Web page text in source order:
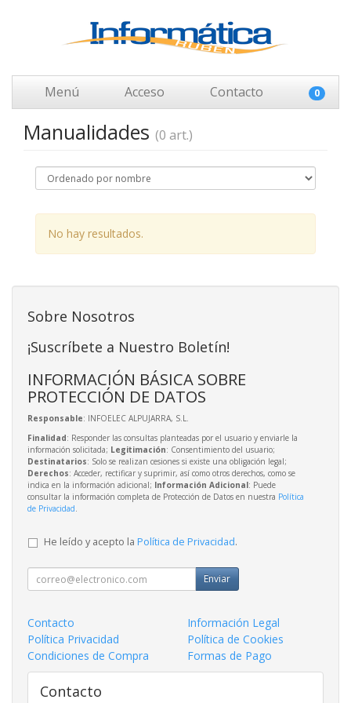
Menú Acceso Contacto 0
Manualidades (0 art.)
No hay resultados.
Sobre Nosotros
¡Suscríbete a Nuestro Boletín!
INFORMACIÓN BÁSICA SOBRE
PROTECCIÓN DE DATOS
Responsable: INFOELEC ALPUJARRA, S.L.
Finalidad: Responder las consultas planteadas por el usuario y enviarle la
información solicitada; Legitimación: Consentimiento del usuario;
Destinatarios: Solo se realizan cesiones si existe una obligación legal;
Derechos: Acceder, rectificar y suprimir, así como otros derechos, como se
indica en la información adicional; Información Adicional: Puede
consultar la información completa de Protección de Datos en nuestra Política
de Privacidad.
He leído y acepto la Política de Privacidad.
Enviar
Contacto
Información Legal
Política Privacidad
Política de Cookies
Condiciones de Compra
Formas de Pago
Contacto